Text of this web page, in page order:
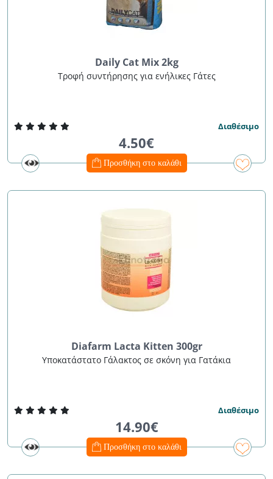
Daily Cat Mix 2kg
Τροφή συντήρησης για ενήλικες Γάτες
Διαθέσιμο
4.50€
Προσθήκη στο καλάθι
Diafarm Lacta Kitten 300gr
Υποκατάστατο Γάλακτος σε σκόνη για Γατάκια
Διαθέσιμο
14.90€
Προσθήκη στο καλάθι